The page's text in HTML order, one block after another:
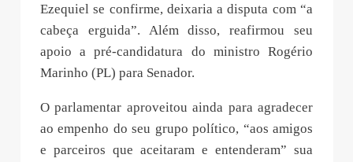
Ezequiel se confirme, deixaria a disputa com “a
cabeça erguida”. Além disso, reafirmou seu
apoio a pré-candidatura do ministro Rogério
Marinho (PL) para Senador.
O parlamentar aproveitou ainda para agradecer
ao empenho do seu grupo político, “aos amigos
e parceiros que aceitaram e entenderam” sua